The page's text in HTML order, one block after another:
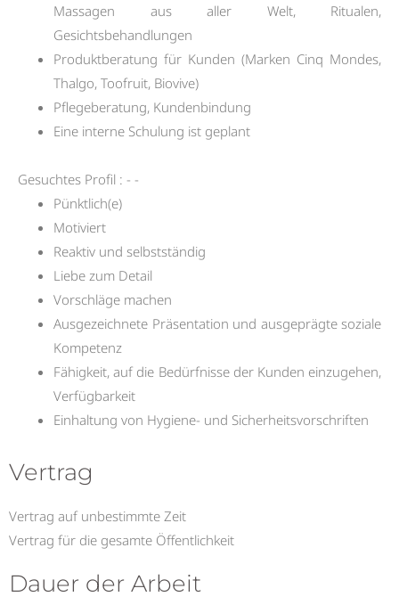
Massagen aus aller Welt, Ritualen,
Gesichtsbehandlungen
Produktberatung für Kunden (Marken Cinq Mondes,
Thalgo, Toofruit, Biovive)
Pflegeberatung, Kundenbindung
Eine interne Schulung ist geplant
Gesuchtes Profil : - -
Pünktlich(e)
Motiviert
Reaktiv und selbstständig
Liebe zum Detail
Vorschläge machen
Ausgezeichnete Präsentation und ausgeprägte soziale
Kompetenz
Fähigkeit, auf die Bedürfnisse der Kunden einzugehen,
Verfügbarkeit
Einhaltung von Hygiene- und Sicherheitsvorschriften
Vertrag
Vertrag auf unbestimmte Zeit
Vertrag für die gesamte Öffentlichkeit
Dauer der Arbeit